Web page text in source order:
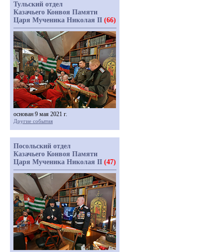
Тульский отдел
Казачьего Конвоя Памяти
Царя Мученика Николая II (66)
основан 9 мая 2021 г.
Другие события
Посольский отдел
Казачьего Конвоя Памяти
Царя Мученика Николая II (47)